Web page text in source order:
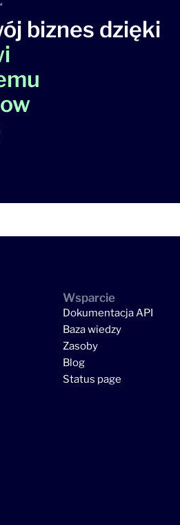
biznes dzięki
Wsparcie
Dokumentacja API
Baza wiedzy
Zasoby
Blog
Status page